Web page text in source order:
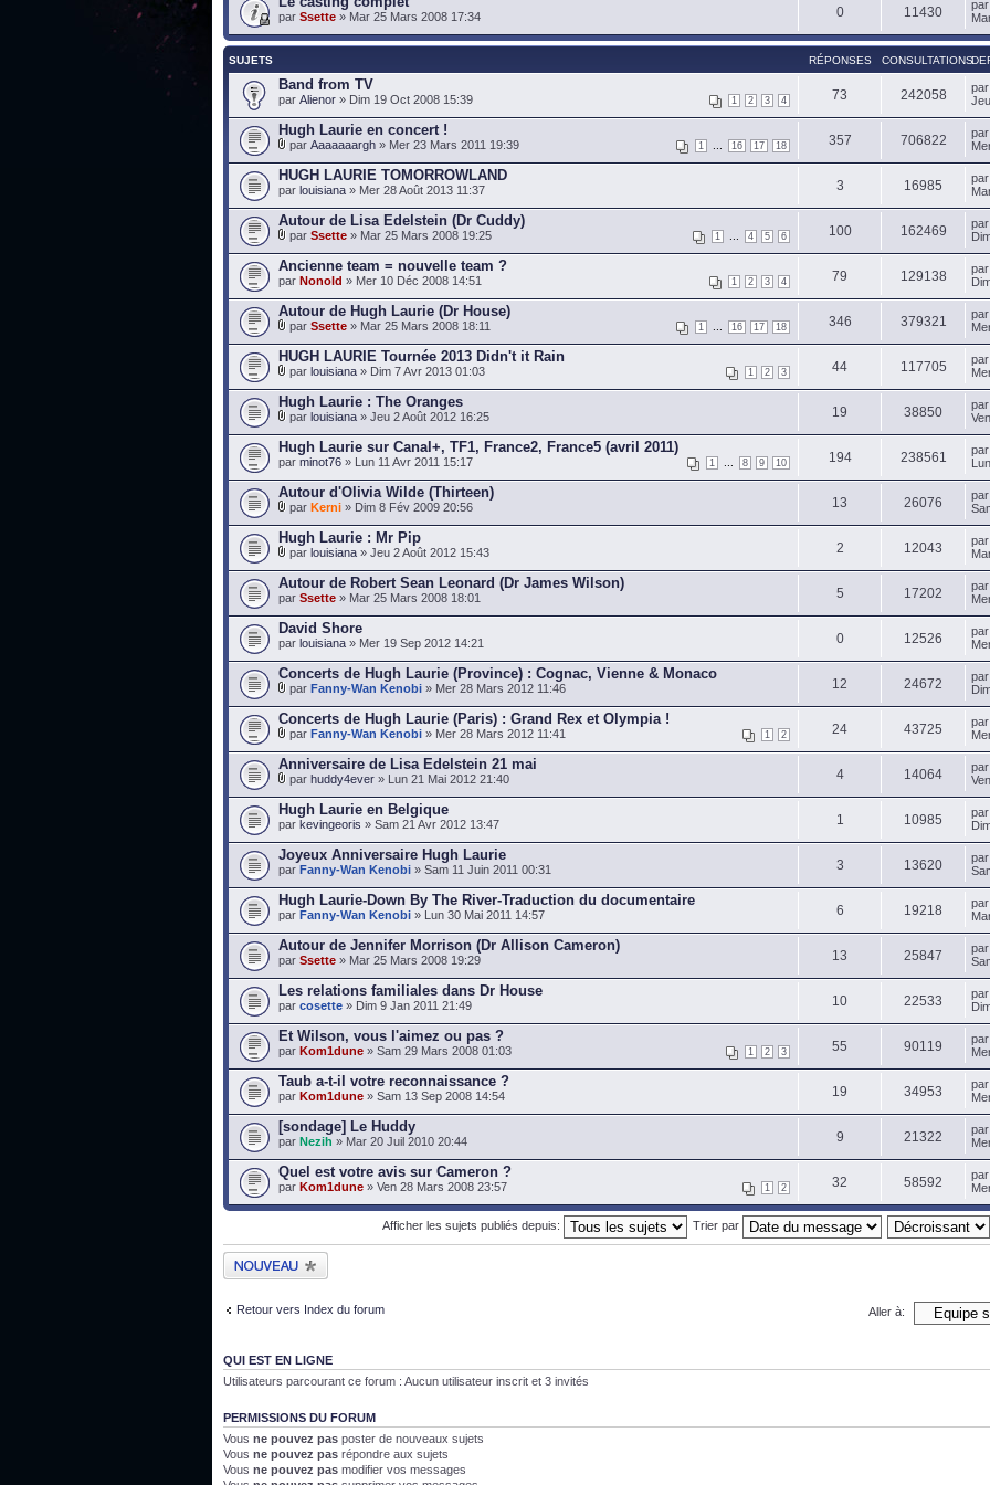
par Ssette » Mar 25 Mars 2008 17:34 0 11430
SUJETS RÉPONSES CONSULTATIONS
Band from TV
1 2 3 4
par Alienor » Dim 19 Oct 2008 15:39 73 242058
Hugh Laurie en concert !
1 16 17 18
par Aaaaaaargh » Mer 23 Mars 2011 19:39 357 706822
HUGH LAURIE TOMORROWLAND
par louisiana » Mer 28 Août 2013 11:37 3 16985
Autour de Lisa Edelstein (Dr Cuddy)
1 4 5 6
par Ssette » Mar 25 Mars 2008 19:25 100 162469
Ancienne team = nouvelle team ?
1 2 3 4
par Nonold » Mer 10 Déc 2008 14:51 79 129138
Autour de Hugh Laurie (Dr House)
1 16 17 18
par Ssette » Mar 25 Mars 2008 18:11 346 379321
HUGH LAURIE Tournée 2013 Didn't it Rain
1 2 3
par louisiana » Dim 7 Avr 2013 01:03 44 117705
Hugh Laurie : The Oranges
par louisiana » Jeu 2 Août 2012 16:25 19 38850
Hugh Laurie sur Canal+, TF1, France2, France5 (avril 2011)
1 8 9 10
par minot76 » Lun 11 Avr 2011 15:17 194 238561
Autour d'Olivia Wilde (Thirteen)
par Kerni » Dim 8 Fév 2009 20:56 13 26076
Hugh Laurie : Mr Pip
par louisiana » Jeu 2 Août 2012 15:43 2 12043
Autour de Robert Sean Leonard (Dr James Wilson)
par Ssette » Mar 25 Mars 2008 18:01 5 17202
David Shore
par louisiana » Mer 19 Sep 2012 14:21 0 12526
Concerts de Hugh Laurie (Province) : Cognac, Vienne & Monaco
par Fanny-Wan Kenobi » Mer 28 Mars 2012 11:46 12 24672
Concerts de Hugh Laurie (Paris) : Grand Rex et Olympia !
1 2
par Fanny-Wan Kenobi » Mer 28 Mars 2012 11:41 24 43725
Anniversaire de Lisa Edelstein 21 mai
par huddy4ever » Lun 21 Mai 2012 21:40 4 14064
Hugh Laurie en Belgique
par kevingeoris » Sam 21 Avr 2012 13:47 1 10985
Joyeux Anniversaire Hugh Laurie
par Fanny-Wan Kenobi » Sam 11 Juin 2011 00:31 3 13620
Hugh Laurie-Down By The River-Traduction du documentaire
par Fanny-Wan Kenobi » Lun 30 Mai 2011 14:57 6 19218
Autour de Jennifer Morrison (Dr Allison Cameron)
par Ssette » Mar 25 Mars 2008 19:29 13 25847
Les relations familiales dans Dr House
par cosette » Dim 9 Jan 2011 21:49 10 22533
Et Wilson, vous l'aimez ou pas ?
1 2 3
par Kom1dune » Sam 29 Mars 2008 01:03 55 90119
Taub a-t-il votre reconnaissance ?
par Kom1dune » Sam 13 Sep 2008 14:54 19 34953
[sondage] Le Huddy
par Nezih » Mar 20 Juil 2010 20:44 9 21322
Quel est votre avis sur Cameron ?
1 2
par Kom1dune » Ven 28 Mars 2008 23:57 32 58592
Afficher les sujets publiés depuis: Trier par
Publier un nouveau
sujet
Retour vers Index du forum Aller à:
QUI EST EN LIGNE
Utilisateurs parcourant ce forum : Aucun utilisateur inscrit et 3 invités
PERMISSIONS DU FORUM
Vous ne pouvez pas poster de nouveaux sujets
Vous ne pouvez pas répondre aux sujets
Vous ne pouvez pas modifier vos messages